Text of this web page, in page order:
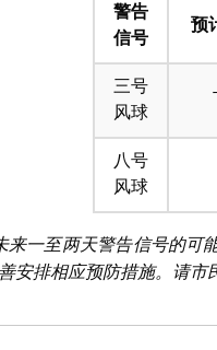
警告
信号
预
三号
风球
八号
风球
来一至两天警告信号的可
安排相应预防措施。请市